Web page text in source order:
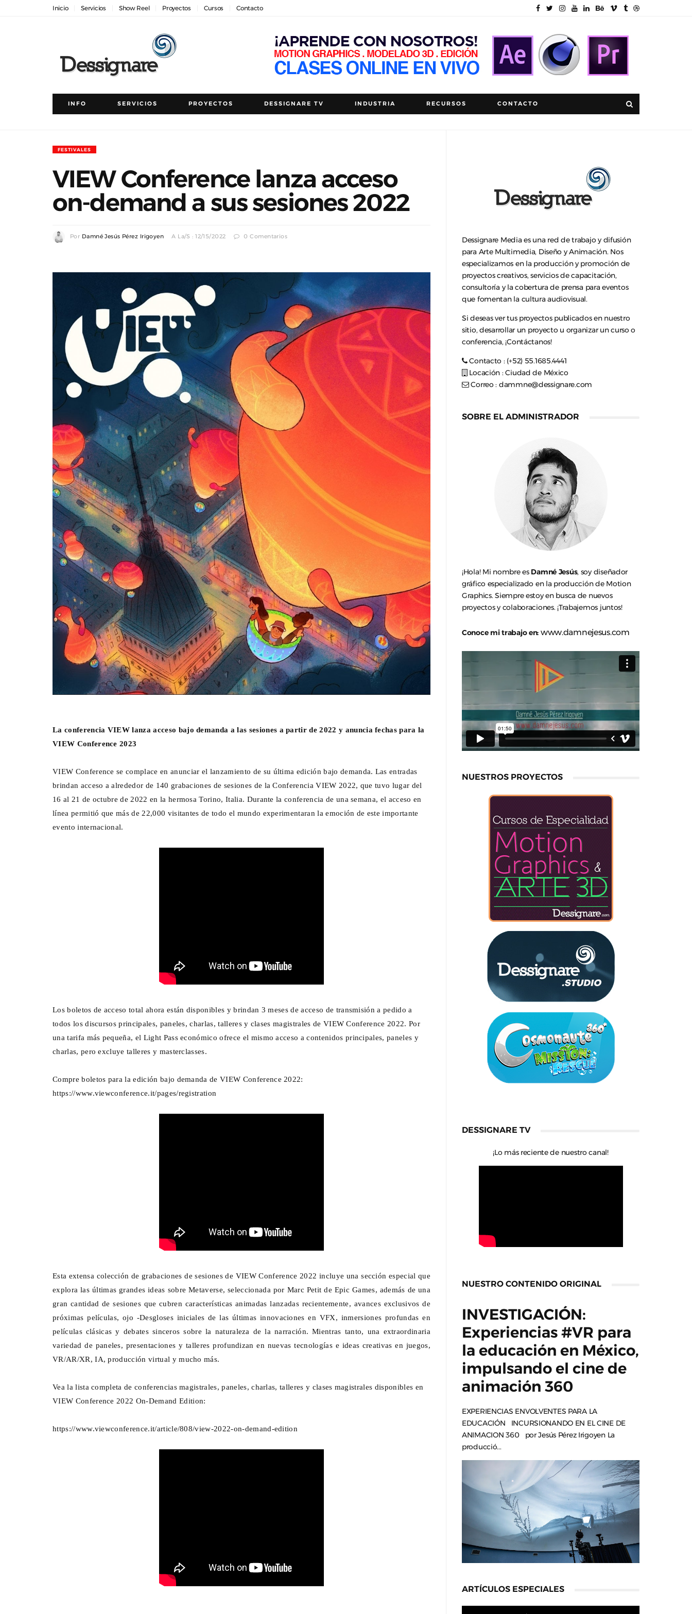
Inicio Servicios Show Reel Proyectos Cursos Contacto
INFO SERVICIOS PROYECTOS DESSIGNARE TV INDUSTRIA RECURSOS CONTACTO
FESTIVALES
VIEW Conference lanza acceso
on-demand a sus sesiones 2022
Por Damné Jesús Pérez Irigoyen A La/s : 12/15/2022 0 Comentarios
La conferencia VIEW lanza acceso bajo demanda a las sesiones a partir de 2022 y anuncia fechas para la
VIEW Conference 2023
VIEW Conference se complace en anunciar el lanzamiento de su última edición bajo demanda. Las entradas
brindan acceso a alrededor de 140 grabaciones de sesiones de la Conferencia VIEW 2022, que tuvo lugar del
16 al 21 de octubre de 2022 en la hermosa Torino, Italia. Durante la conferencia de una semana, el acceso en
línea permitió que más de 22,000 visitantes de todo el mundo experimentaran la emoción de este importante
evento internacional.
Los boletos de acceso total ahora están disponibles y brindan 3 meses de acceso de transmisión a pedido a
todos los discursos principales, paneles, charlas, talleres y clases magistrales de VIEW Conference 2022. Por
una tarifa más pequeña, el Light Pass económico ofrece el mismo acceso a contenidos principales, paneles y
charlas, pero excluye talleres y masterclasses.
Compre boletos para la edición bajo demanda de VIEW Conference 2022:
https://www.viewconference.it/pages/registration
Esta extensa colección de grabaciones de sesiones de VIEW Conference 2022 incluye una sección especial que
explora las últimas grandes ideas sobre Metaverse, seleccionada por Marc Petit de Epic Games, además de una
gran cantidad de sesiones que cubren características animadas lanzadas recientemente, avances exclusivos de
próximas películas, ojo -Desgloses iniciales de las últimas innovaciones en VFX, inmersiones profundas en
películas clásicas y debates sinceros sobre la naturaleza de la narración. Mientras tanto, una extraordinaria
variedad de paneles, presentaciones y talleres profundizan en nuevas tecnologías e ideas creativas en juegos,
VR/AR/XR, IA, producción virtual y mucho más.
Vea la lista completa de conferencias magistrales, paneles, charlas, talleres y clases magistrales disponibles en
VIEW Conference 2022 On-Demand Edition:
https://www.viewconference.it/article/808/view-2022-on-demand-edition
Dessignare Media es una red de trabajo y difusión
para Arte Multimedia, Diseño y Animación. Nos
especializamos en la producción y promoción de
proyectos creativos, servicios de capacitación,
consultoría y la cobertura de prensa para eventos
que fomentan la cultura audiovisual.
Si deseas ver tus proyectos publicados en nuestro
sitio, desarrollar un proyecto u organizar un curso o
conferencia, ¡Contáctanos!
Contacto : (+52) 55.1685.4441
Locación : Ciudad de México
Correo : dammne@dessignare.com
SOBRE EL ADMINISTRADOR
¡Hola! Mi nombre es Damné Jesús, soy diseñador
gráfico especializado en la producción de Motion
Graphics. Siempre estoy en busca de nuevos
proyectos y colaboraciones. ¡Trabajemos juntos!
Conoce mi trabajo en: www.damnejesus.com
NUESTROS PROYECTOS
DESSIGNARE TV
¡Lo más reciente de nuestro canal!
NUESTRO CONTENIDO ORIGINAL
INVESTIGACIÓN:
Experiencias #VR para
la educación en México,
impulsando el cine de
animación 360
EXPERIENCIAS ENVOLVENTES PARA LA
EDUCACIÓN INCURSIONANDO EN EL CINE DE
ANIMACION 360 por Jesús Pérez Irigoyen La
producció...
ARTÍCULOS ESPECIALES